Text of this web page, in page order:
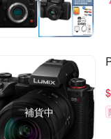
補貨中
$